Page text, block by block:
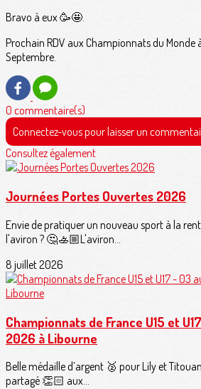
Bravo à eux 🥳🤩.
Prochain RDV aux Championnats du Monde
Septembre.
0 commentaire(s)
Connectez-vous pour laisser un
Consultez également
Journées Portes Ouvertes 2026
Envie de pratiquer un nouveau sport à la
l'aviron ? 🤔🚣🏼L'aviron...
8 juillet 2026
Championnats de France U15 et
2026 à Libourne
Belle médaille d’argent 🥈 pour Lily et
partagé 👏🏻 aux...